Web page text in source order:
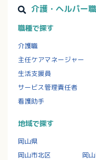
介護・ヘルパー
職種で探す
介護職
主任ケアマネージャー
生活支援員
サービス管理責任者
看護助手
地域で探す
岡山県
岡山市北区
岡